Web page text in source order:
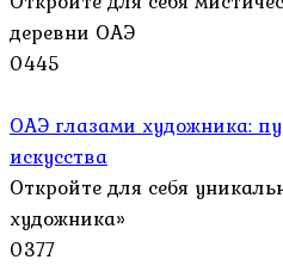
деревни ОАЭ
0445
ОАЭ глазами художника:
искусства
Откройте для себя
художника»
0377